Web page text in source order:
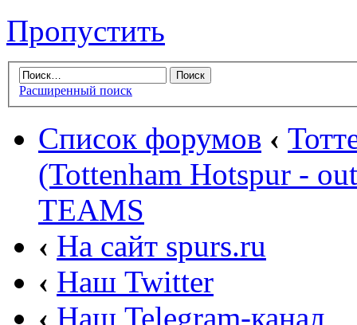
Пропустить
Расширенный поиск
Список форумов ‹
(Tottenham Hotspur -
TEAMS
‹ На сайт spurs.ru
‹ Наш Twitter
‹ Наш Telegram-канал